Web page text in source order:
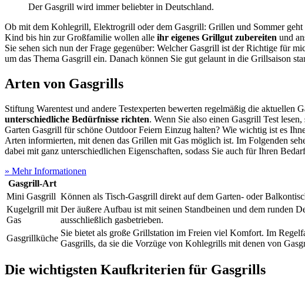
Der Gasgrill wird immer beliebter in Deutschland.
Ob mit dem Kohlegrill, Elektrogrill oder dem Gasgrill: Grillen und Sommer
Kind bis hin zur Großfamilie wollen alle ihr eigenes Grillgut zubereiten und
Sie sehen sich nun der Frage gegenüber: Welcher Gasgrill ist der Richtige für
um das Thema Gasgrill ein. Danach können Sie gut gelaunt in die Grillsaison
Arten von Gasgrills
Stiftung Warentest und andere Testexperten bewerten regelmäßig die
unterschiedliche Bedürfnisse richten. Wenn Sie also einen Gasgrill Test
Garten Gasgrill für schöne Outdoor Feiern Einzug halten? Wie wichtig ist es
Arten informierten, mit denen das Grillen mit Gas möglich ist. Im Folgenden
dabei mit ganz unterschiedlichen Eigenschaften, sodass Sie auch für Ihren
» Mehr Informationen
Gasgrill-Art
Mini Gasgrill Können als Tisch-Gasgrill direkt auf dem Garten- oder
Kugelgrill mit
Gas
Der äußere Aufbau ist mit seinen Standbeinen und dem runden
ausschließlich gasbetrieben.
Gasgrillküche
Sie bietet als große Grillstation im Freien viel Komfort. Im
Gasgrills, da sie die Vorzüge von Kohlegrills mit denen von
Die wichtigsten Kaufkriterien für Gasgrills